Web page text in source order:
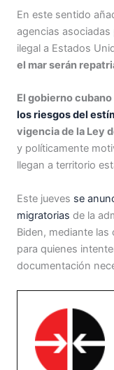
En este sentido
agencias asociadas
ilegal a Estados
el mar serán
El gobierno cubano
los riesgos del
vigencia de la Ley
y políticamente
llegan a territorio
Este jueves se
migratorias de la
Biden, mediante las
para quienes
documentación